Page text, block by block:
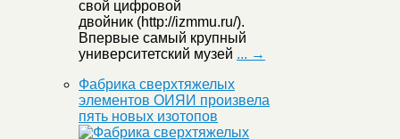
свой цифровой
двойник (http://izmmu.ru/).
Впервые самый крупный
университетский музей ... →
Фабрика сверхтяжелых
элементов ОИЯИ произвела
пять новых изотопов